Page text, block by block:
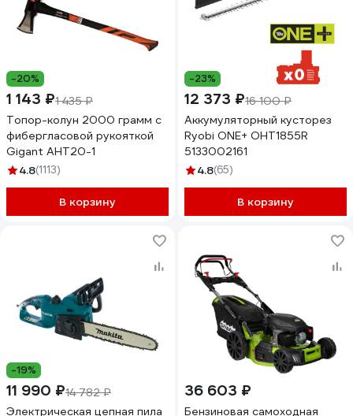
-20%
1 143 ₽1 435 ₽
Топор-колун 2000 грамм с
фибергласовой рукояткой
Gigant AHT20-1
4.8(1113)
В корзину
-23%
12 373 ₽16 100 ₽
Аккумуляторный кусторез
Ryobi ONE+ OHT1855R
5133002161
4.8(65)
В корзину
-19%
11 990 ₽14 782 ₽
Электрическая цепная пила
36 603 ₽
Бензиновая самоходная